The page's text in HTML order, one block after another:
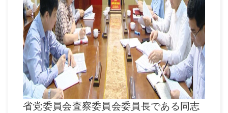
省党委員会査察委員会委員長である同志